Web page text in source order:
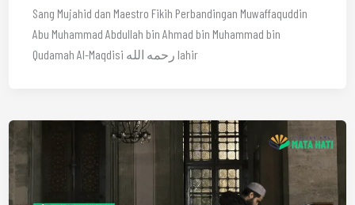
Sang Mujahid dan Maestro Fikih Perbandingan Muwaffaquddin
Abu Muhammad Abdullah bin Ahmad bin Muhammad bin
Qudamah Al-Maqdisi رحمه الله lahir